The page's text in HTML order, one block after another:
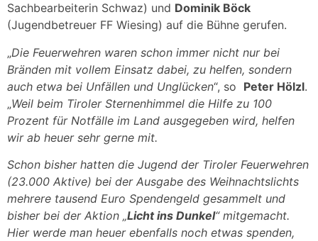
Sachbearbeiterin Schwaz) und Dominik Böck
(Jugendbetreuer FF Wiesing) auf die Bühne gerufen.
„Die Feuerwehren waren schon immer nicht nur bei
Bränden mit vollem Einsatz dabei, zu helfen, sondern
auch etwa bei Unfällen und Unglücken“, so Peter Hölzl.
„Weil beim Tiroler Sternenhimmel die Hilfe zu 100
Prozent für Notfälle im Land ausgegeben wird, helfen
wir ab heuer sehr gerne mit.
Schon bisher hatten die Jugend der Tiroler Feuerwehren
(23.000 Aktive) bei der Ausgabe des Weihnachtslichts
mehrere tausend Euro Spendengeld gesammelt und
bisher bei der Aktion „Licht ins Dunkel“ mitgemacht.
Hier werde man heuer ebenfalls noch etwas spenden,